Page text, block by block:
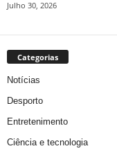
Julho 30, 2026
Categorias
Notícias
Desporto
Entretenimento
Ciência e tecnologia